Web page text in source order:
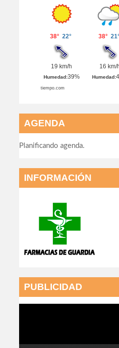
AGENDA
Planificando agenda.
INFORMACIÓN
PUBLICIDAD